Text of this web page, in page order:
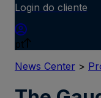
Login do cliente
pt
News Center >